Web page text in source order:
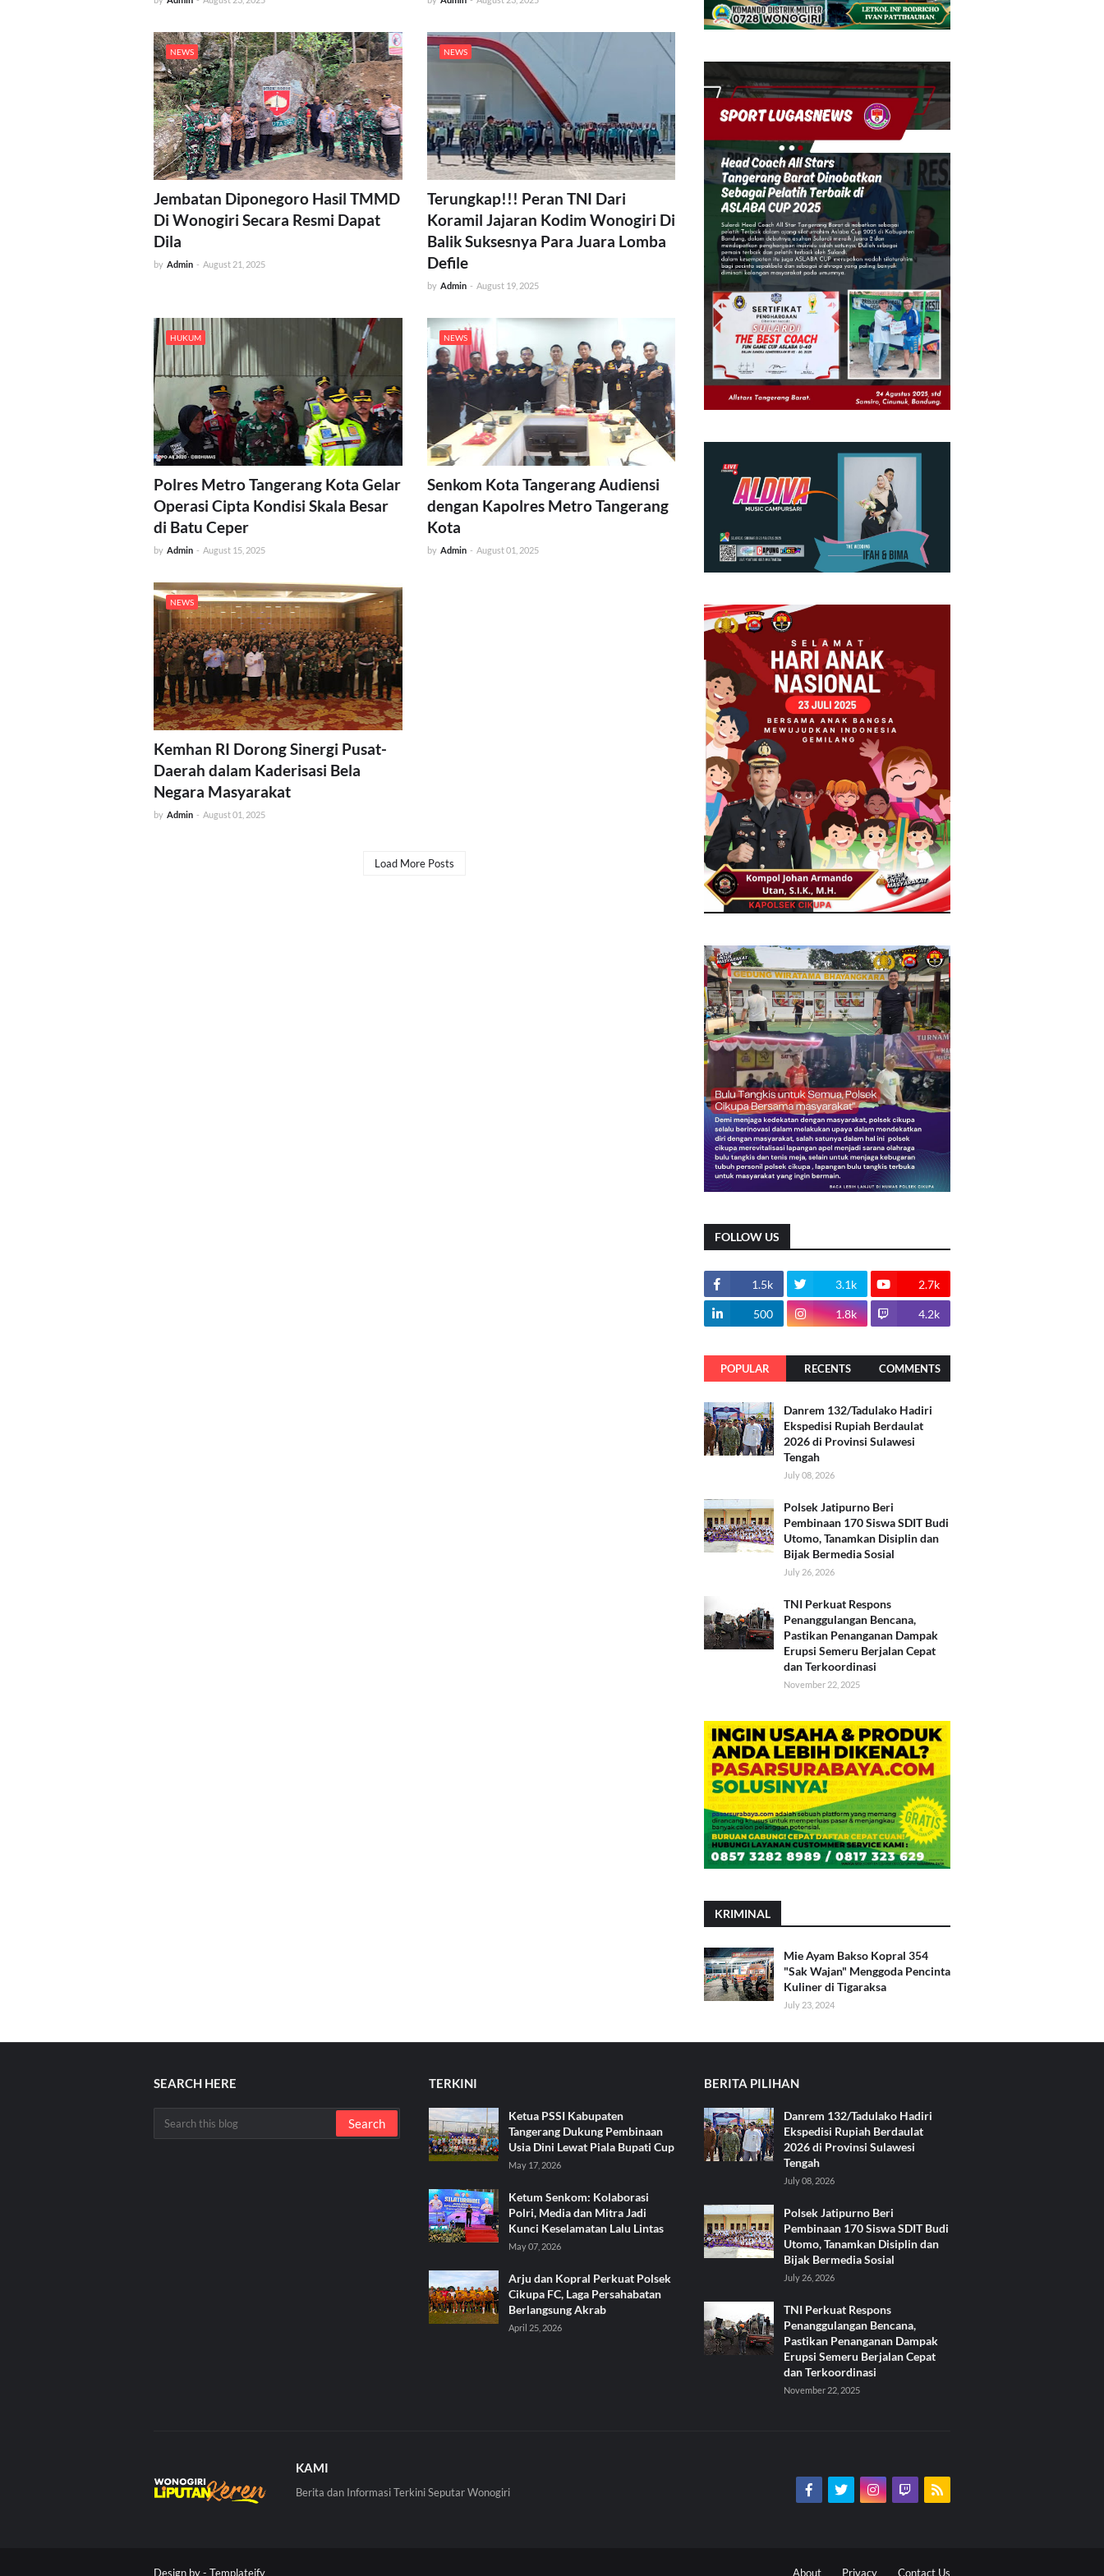
NEWS
Jembatan Diponegoro Hasil TMMD
Di Wonogiri Secara Resmi Dapat
Dila
by Admin - August 21, 2025
NEWS
Terungkap!!! Peran TNI Dari
Koramil Jajaran Kodim Wonogiri Di
Balik Suksesnya Para Juara Lomba
Defile
by Admin - August 19, 2025
HUKUM
Polres Metro Tangerang Kota Gelar
Operasi Cipta Kondisi Skala Besar
di Batu Ceper
by Admin - August 15, 2025
NEWS
Senkom Kota Tangerang Audiensi
dengan Kapolres Metro Tangerang
Kota
by Admin - August 01, 2025
NEWS
Kemhan RI Dorong Sinergi Pusat-
Daerah dalam Kaderisasi Bela
Negara Masyarakat
by Admin - August 01, 2025
Load More Posts
FOLLOW US
1.5k 3.1k 2.7k
500 1.8k 4.2k
POPULAR RECENTS COMMENTS
Danrem 132/Tadulako Hadiri
Ekspedisi Rupiah Berdaulat
2026 di Provinsi Sulawesi
Tengah
July 08, 2026
Polsek Jatipurno Beri
Pembinaan 170 Siswa SDIT Budi
Utomo, Tanamkan Disiplin dan
Bijak Bermedia Sosial
July 26, 2026
TNI Perkuat Respons
Penanggulangan Bencana,
Pastikan Penanganan Dampak
Erupsi Semeru Berjalan Cepat
dan Terkoordinasi
November 22, 2025
KRIMINAL
Mie Ayam Bakso Kopral 354
"Sak Wajan" Menggoda Pencinta
Kuliner di Tigaraksa
July 23, 2024
SEARCH HERE TERKINI
Ketua PSSI Kabupaten
Tangerang Dukung Pembinaan
Usia Dini Lewat Piala Bupati Cup
May 17, 2026
Ketum Senkom: Kolaborasi
Polri, Media dan Mitra Jadi
Kunci Keselamatan Lalu Lintas
May 07, 2026
Arju dan Kopral Perkuat Polsek
Cikupa FC, Laga Persahabatan
Berlangsung Akrab
April 25, 2026
BERITA PILIHAN
Danrem 132/Tadulako Hadiri
Ekspedisi Rupiah Berdaulat
2026 di Provinsi Sulawesi
Tengah
July 08, 2026
Polsek Jatipurno Beri
Pembinaan 170 Siswa SDIT Budi
Utomo, Tanamkan Disiplin dan
Bijak Bermedia Sosial
July 26, 2026
TNI Perkuat Respons
Penanggulangan Bencana,
Pastikan Penanganan Dampak
Erupsi Semeru Berjalan Cepat
dan Terkoordinasi
November 22, 2025
KAMI
Berita dan Informasi Terkini Seputar Wonogiri
Design by - Templateify About Privacy Contact Us